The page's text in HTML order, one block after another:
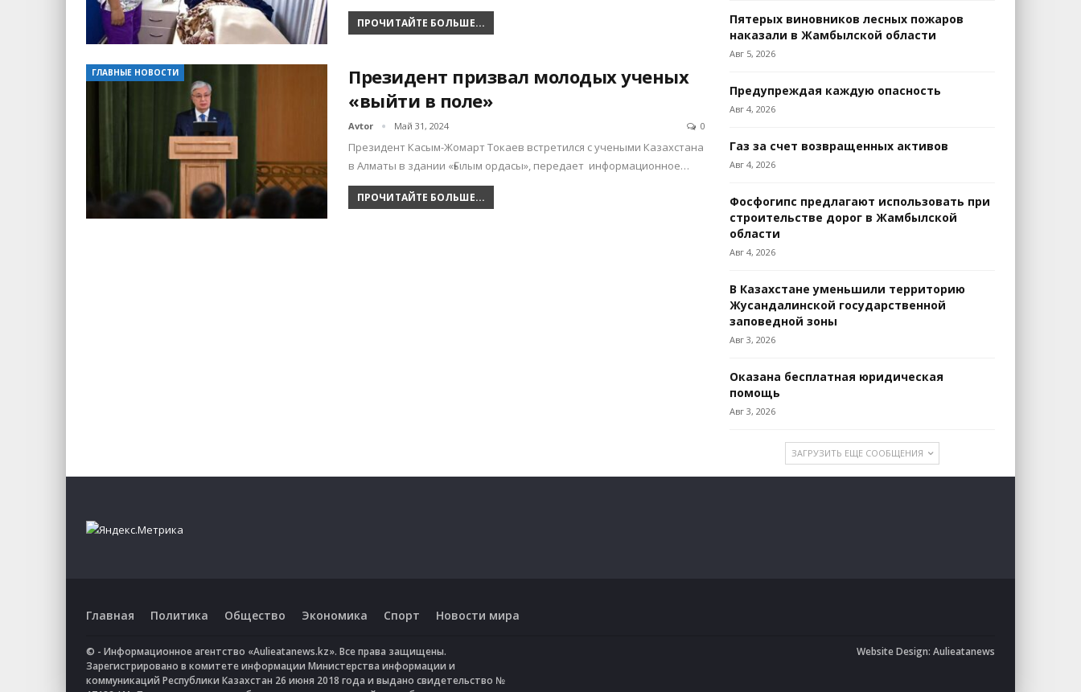
ПРОЧИТАЙТЕ БОЛЬШЕ...
ГЛАВНЫЕ НОВОСТИ
Президент призвал молодых ученых
«выйти в поле»
Avtor Май 31, 2024 0
Президент Касым-Жомарт Токаев встретился с учеными Казахстана
в Алматы в здании «Ғылым ордасы», передает информационное…
ПРОЧИТАЙТЕ БОЛЬШЕ...
Пятерых виновников лесных пожаров
наказали в Жамбылской области
Авг 5, 2026
Предупреждая каждую опасность
Авг 4, 2026
Газ за счет возвращенных активов
Авг 4, 2026
Фосфогипс предлагают использовать при
строительстве дорог в Жамбылской
области
Авг 4, 2026
В Казахстане уменьшили территорию
Жусандалинской государственной
заповедной зоны
Авг 3, 2026
Оказана бесплатная юридическая
помощь
Авг 3, 2026
ЗАГРУЗИТЬ ЕЩЕ СООБЩЕНИЯ
Главная Политика Общество Экономика Спорт Новости мира
© - Информационное агентство «Aulieatanews.kz». Все права защищены.
Зарегистрировано в комитете информации Министерства информации и
коммуникаций Республики Казахстан 26 июня 2018 года и выдано свидетельство №
Website Design: Aulieatanews